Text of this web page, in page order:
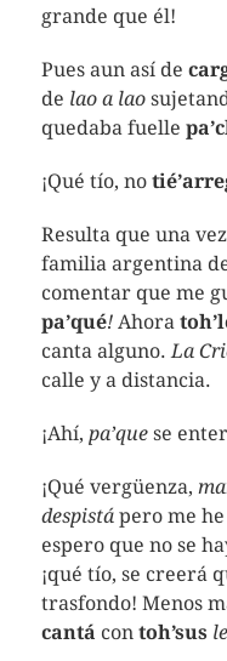
grande que él!
Pues aun así de
de lao a lao
quedaba fuelle
¡Qué tío, no
Resulta que una
familia argentina
comentar que me
pa’qué!Ahora
canta alguno.La
calle y a distancia.
¡Ahí, pa’quese
¡Qué vergüenza,
despistápero me he
espero que no se
¡qué tío, se creerá
trasfondo! Menos
cantá con toh’sus